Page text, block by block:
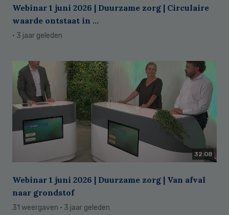
Webinar 1 juni 2026 | Duurzame zorg | Circulaire
waarde ontstaat in ...
· 3 jaar geleden
32:08
Webinar 1 juni 2026 | Duurzame zorg | Van afval
naar grondstof
31 weergaven · 3 jaar geleden